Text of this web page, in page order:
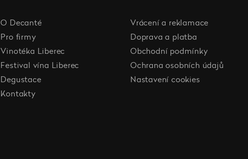
O Decanté
Pro firmy
Vinotéka Liberec
Festival vína Liberec
Degustace
Kontakty
Vrácení a reklamace
Doprava a platba
Obchodní podmínky
Ochrana osobních údajů
Nastavení cookies